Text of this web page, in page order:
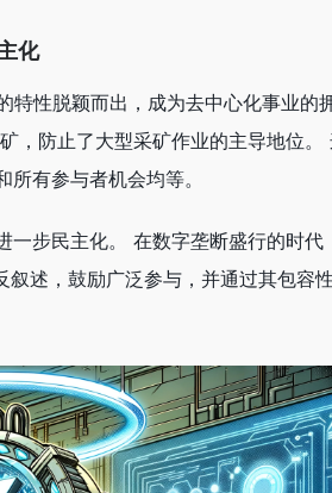
化
性脱颖而出，成为去中心化事业的
，防止了大型采矿作业的主导地位。
有参与者机会均等。
一步民主化。 在数字垄断盛行的时代
述，鼓励广泛参与，并通过其包容